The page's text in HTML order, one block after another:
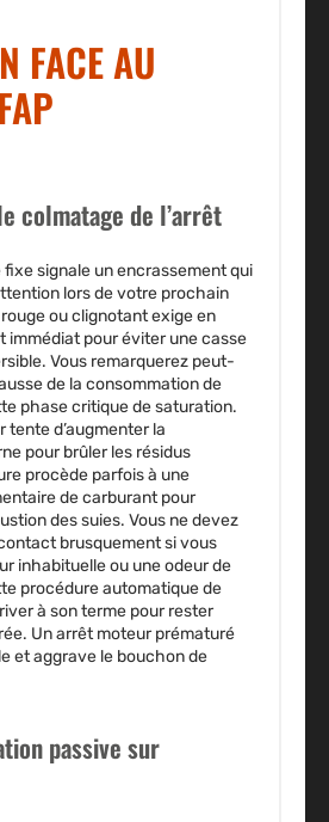
FACE AU
colmatage de l’arrêt
fixe signale un encrassement qui
lors de votre prochain
ou clignotant exige en
immédiat pour éviter une casse
Vous remarquerez peut-
de la consommation de
phase critique de saturation.
tente d’augmenter la
pour brûler les résidus
procède parfois à une
de carburant pour
des suies. Vous ne devez
brusquement si vous
inhabituelle ou une odeur de
procédure automatique de
à son terme pour rester
Un arrêt moteur prématuré
et aggrave le bouchon de
passive sur